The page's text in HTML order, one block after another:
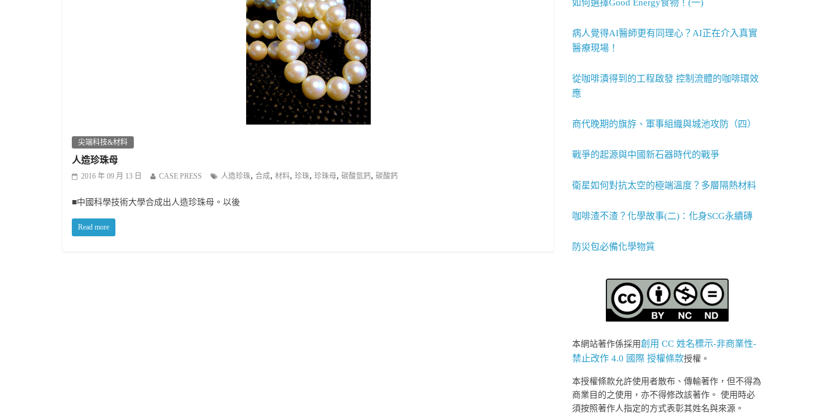
尖端科技&材料
人造珍珠母
2016 年 09 月 13 日 CASE PRESS 人造珍珠, 合成, 材料, 珍珠, 珍珠母, 碳酸氫鈣, 碳酸鈣
■中國科學技術大學合成出人造珍珠母。以後
Read more
如何選擇Good Energy食物！(一)
病人覺得AI醫師更有同理心？AI正在介入真實
醫療現場！
從咖啡漬得到的工程啟發 控制流體的咖啡環效
應
商代晚期的旗斿、軍事組織與城池攻防（四）
戰爭的起源與中國新石器時代的戰爭
衛星如何對抗太空的極端溫度？多層隔熱材料
咖啡渣不渣？化學故事(二)：化身SCG永續磚
防災包必備化學物質
本網站著作係採用創用 CC 姓名標示-非商業性-
禁止改作 4.0 國際 授權條款授權。
本授權條款允許使用者散布、傳輸著作，但不得為
商業目的之使用，亦不得修改該著作。 使用時必
須按照著作人指定的方式表彰其姓名與來源。